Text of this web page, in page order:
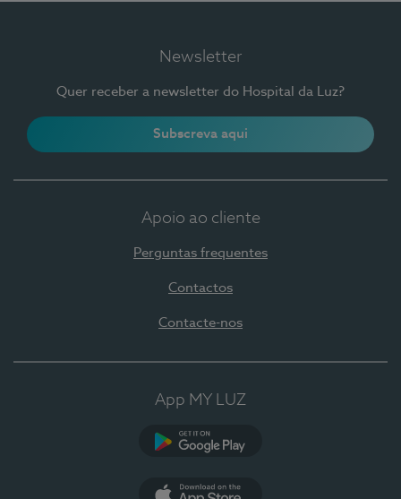
Newsletter
Quer receber a newsletter do Hospital da Luz?
Subscreva aqui
Apoio ao cliente
Perguntas frequentes
Contactos
Contacte-nos
App MY LUZ